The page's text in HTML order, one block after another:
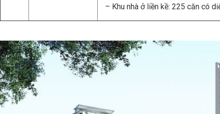
– Khu nhà ở liền kề: 225 căn có